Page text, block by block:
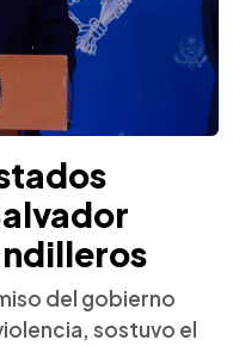
del gobierno
sostuvo el